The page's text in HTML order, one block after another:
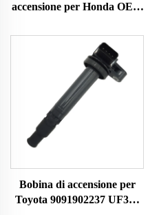
accensione per Honda OEM
30520PVJA01
30520PVFA01
30520RDJA01 UF400
Bobina di accensione per
Toyota 9091902237 UF323